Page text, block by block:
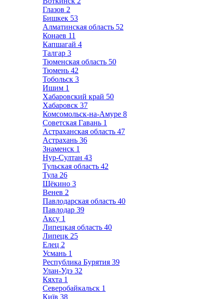
Глазов 2
Бишкек 53
Алматинская область 52
Конаев 11
Капшагай 4
Талгар 3
Тюменская область 50
Тюмень 42
Тобольск 3
Ишим 1
Хабаровский край 50
Хабаровск 37
Комсомольск-на-Амуре 8
Советская Гавань 1
Астраханская область 47
Астрахань 36
Знаменск 1
Нур-Султан 43
Тульская область 42
Тула 26
Щёкино 3
Венев 2
Павлодарская область 40
Павлодар 39
Аксу 1
Липецкая область 40
Липецк 25
Елец 2
Усмань 1
Республика Бурятия 39
Улан-Удэ 32
Кяхта 1
Северобайкальск 1
Київ 38